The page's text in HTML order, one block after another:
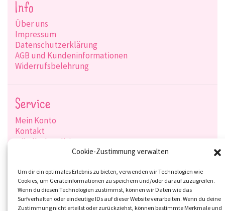
Cookie-Zustimmung verwalten
Um dir ein optimales Erlebnis zu bieten, verwenden wir Technologien wie
Cookies, um Geräteinformationen zu speichern und/oder darauf zuzugreifen.
Wenn du diesen Technologien zustimmst, können wir Daten wie das
Surfverhalten oder eindeutige IDs auf dieser Website verarbeiten. Wenn du deine
Zustimmung nicht erteilst oder zurückziehst, können bestimmte Merkmale und
Info
Über uns
Impressum
Datenschutzerklärung
AGB und Kundeninformationen
Widerrufsbelehrung
Service
Mein Konto
Kontakt
Händlerkonditionen
Zahlungsarten